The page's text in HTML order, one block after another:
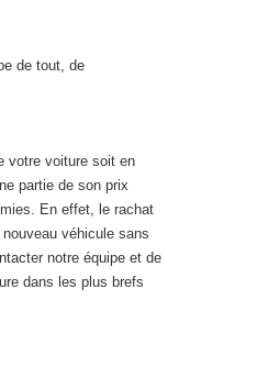
de tout, de
votre voiture soit en
partie de son prix
En effet, le rachat
véhicule sans
notre équipe et de
dans les plus brefs